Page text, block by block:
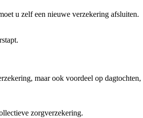
u zelf een nieuwe verzekering afsluiten.
maar ook voordeel op
zorgverzekering.